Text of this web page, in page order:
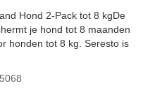
Hond 2-Pack tot 8 kgDe
je hond tot 8 maanden
honden tot 8 kg. Seresto is